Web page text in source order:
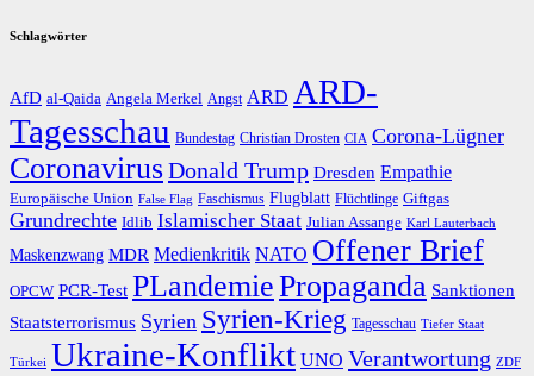
Schlagwörter
AfD al-Qaida Angela Merkel Angst ARD ARD-
Tagesschau Bundestag Christian Drosten CIA Corona-Lügner
CoronavirusDonald Trump Dresden Empathie
Europäische Union False Flag Faschismus Flugblatt Flüchtlinge Giftgas
Grundrechte Idlib Islamischer Staat Julian Assange Karl Lauterbach
Maskenzwang MDR Medienkritik NATO Offener Brief
OPCW PCR-Test PLandemiePropaganda Sanktionen
Staatsterrorismus Syrien Syrien-Krieg Tagesschau Tiefer Staat
Türkei Ukraine-Konflikt UNO Verantwortung ZDF